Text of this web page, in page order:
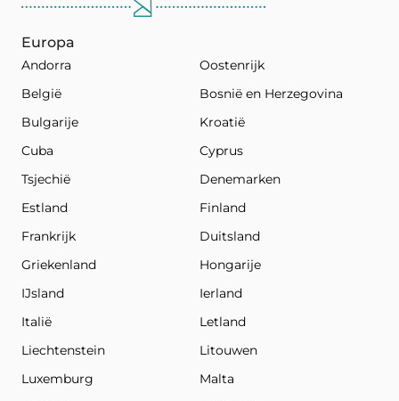
Europa
Andorra
Oostenrijk
België
Bosnië en Herzegovina
Bulgarije
Kroatië
Cuba
Cyprus
Tsjechië
Denemarken
Estland
Finland
Frankrijk
Duitsland
Griekenland
Hongarije
IJsland
Ierland
Italië
Letland
Liechtenstein
Litouwen
Luxemburg
Malta